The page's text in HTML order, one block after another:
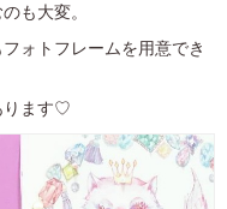
も大変。
ォトフレームを用意でき
ります♡